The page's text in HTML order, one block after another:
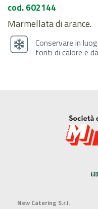
cod. 602144
Marmellata di arance.
Conservare in
fonti di calore e
New Catering S.r.l.